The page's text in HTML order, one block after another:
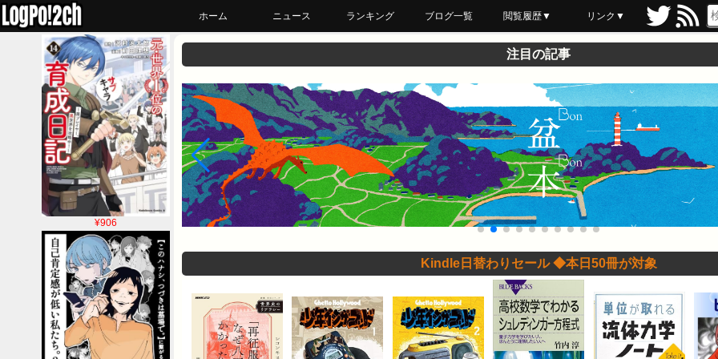
ホーム ニュース ランキング ブログ一覧 閲覧履歴▼
最近読んだ
あとで読む
ブックマーク
リンク▼
¥906
注目の記事
Kindle日替わりセール ◆本日50冊が対象